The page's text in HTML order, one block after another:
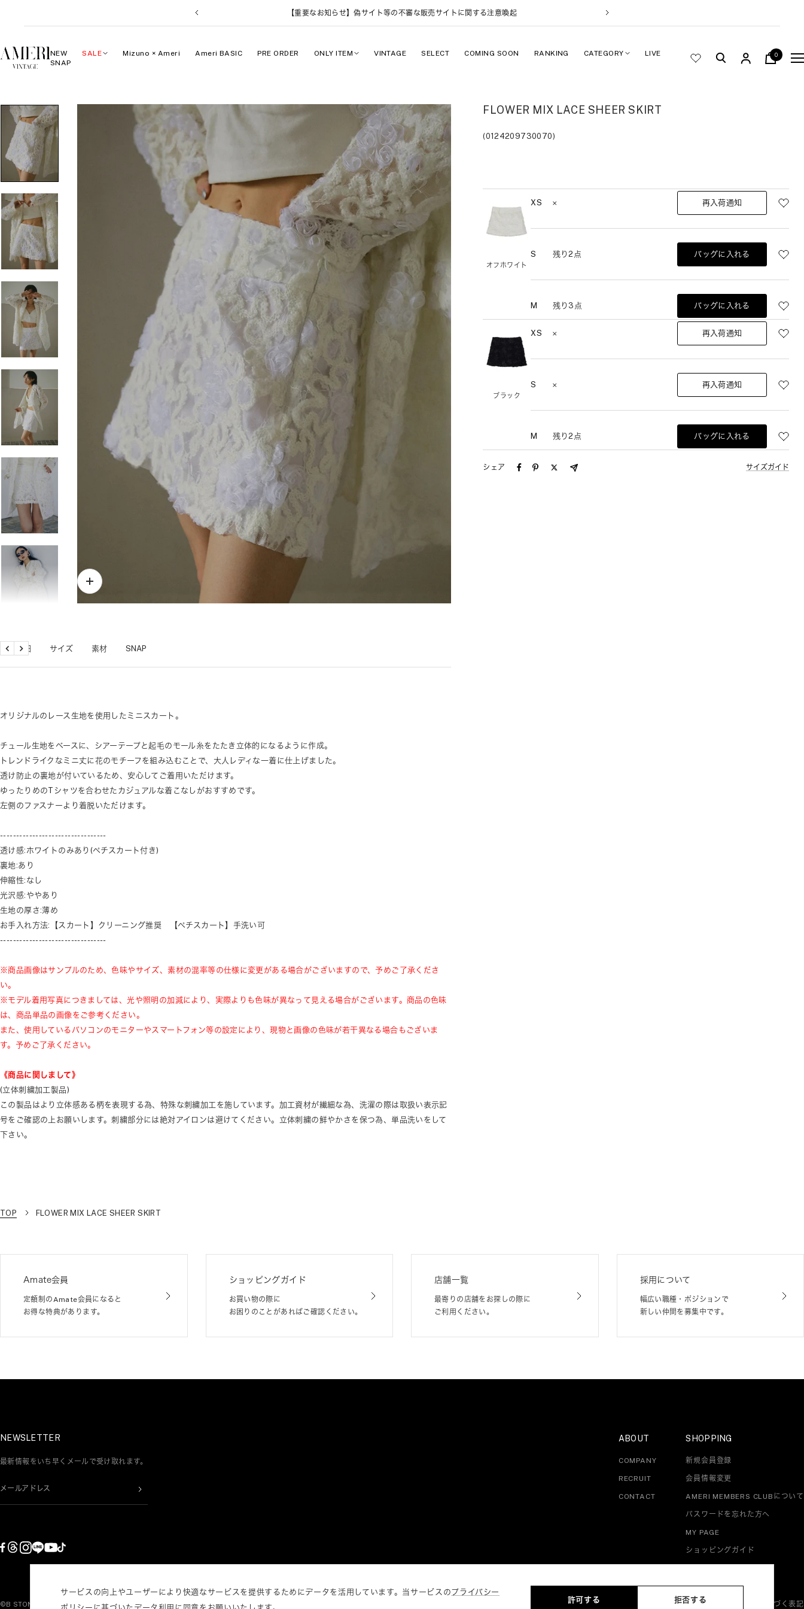
ン
ツ
戻
る
【重要なお知らせ】偽サイト等の不審な販売サイトに関する注意喚起
次
へ
NEW SALE Mizuno × Ameri Ameri BASIC PRE ORDER ONLY ITEM VINTAGE SELECT COMING SOON RANKING CATEGORY
LIVE
SNAP
AMERI
VINTAGE
0
ナ
サービスの向上やユーザーにより快適なサービスを提供するためにデータを活用しています。当サービスのプライバシー
許可する 拒否する
ズ
商品詳細
サイズ 素材 SNAP
戻
る
次
へ
オリジナルのレース生地を使用したミニスカート。
チュール生地をベースに、シアーテープと起毛のモール糸をたたき立体的になるように作成。
トレンドライクなミニ丈に花のモチーフを組み込むことで、大人レディな一着に仕上げました。
透け防止の裏地が付いているため、安心してご着用いただけます。
ゆったりめのTシャツを合わせたカジュアルな着こなしがおすすめです。
左側のファスナーより着脱いただけます。
---------------------------------
透け感:ホワイトのみあり(ペチスカート付き)
裏地:あり
伸縮性:なし
光沢感:ややあり
生地の厚さ:薄め
お手入れ方法:【スカート】クリーニング推奨 【ペチスカート】手洗い可
---------------------------------
※商品画像はサンプルのため、色味やサイズ、素材の混率等の仕様に変更がある場合がございますので、予めご了承くださ
い。
※モデル着用写真につきましては、光や照明の加減により、実際よりも色味が異なって見える場合がございます。商品の色味
は、商品単品の画像をご参考ください。
また、使用しているパソコンのモニターやスマートフォン等の設定により、現物と画像の色味が若干異なる場合もございま
す。予めご了承ください。
《商品に関しまして》
(立体刺繍加工製品)
この製品はより立体感ある柄を表現する為、特殊な刺繍加工を施しています。加工資材が繊細な為、洗濯の際は取扱い表示記
号をご確認の上お願いします。刺繍部分には絶対アイロンは避けてください。立体刺繍の鮮やかさを保つ為、単品洗いをして
下さい。
FLOWER MIX LACE SHEER SKIRT
(0124209730070)
オフホワイト
XS 再入荷通知
S 残り2点 バッグに入れる
M 残り3点 バッグに入れる
ブラック
XS 再入荷通知
S 再入荷通知
M 残り2点 バッグに入れる
シェア サイズガイド
TOP FLOWER MIX LACE SHEER SKIRT
Amate会員
定額制のAmate会員になると
お得な特典があります。
ショッピングガイド
お買い物の際に
お困りのことがあればご確認ください。
店舗一覧
最寄りの店舗をお探しの際に
ご利用ください。
採用について
幅広い職種・ポジションで
新しい仲間を募集中です。
NEWSLETTER
最新情報をいち早くメールで受け取れます。
メールアドレス
ABOUT
COMPANY
RECRUIT
CONTACT
SHOPPING
新規会員登録
会員情報変更
AMERI MEMBERS CLUBについて
パスワードを忘れた方へ
MY PAGE
ショッピングガイド
©B STONE CO.,LTD. ALL RIGHTS RESERVED. プライバシーポリシー 特定商取引法・古物営業法に基づく表記